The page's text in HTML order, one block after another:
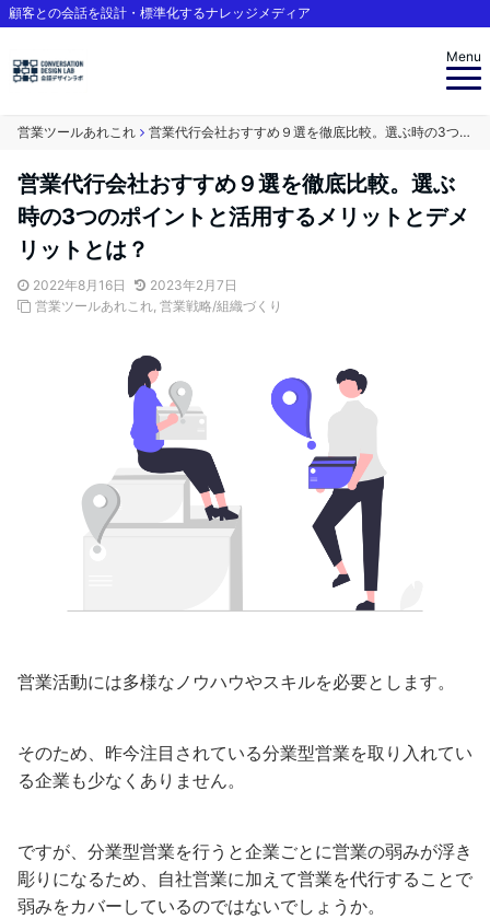
顧客との会話を設計・標準化するナレッジメディア
Menu
営業ツールあれこれ 営業代行会社おすすめ９選を徹底比較。選ぶ時の3つのポイントと活用するメリットとデメリットとは？
営業代行会社おすすめ９選を徹底比較。選ぶ
時の3つのポイントと活用するメリットとデメ
リットとは？
2022年8月16日
2023年2月7日
営業ツールあれこれ, 営業戦略/組織づくり
営業活動には多様なノウハウやスキルを必要とします。
そのため、昨今注目されている分業型営業を取り入れてい
る企業も少なくありません。
ですが、分業型営業を行うと企業ごとに営業の弱みが浮き
彫りになるため、自社営業に加えて営業を代行することで
弱みをカバーしているのではないでしょうか。